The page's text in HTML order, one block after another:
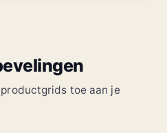
toe aan je